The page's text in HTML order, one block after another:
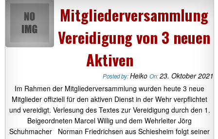
Mitgliederversammlung
Vereidigung von 3 neuen
Aktiven
Posted by:Heiko On:23. Oktober 2021
Im Rahmen der Mitgliederversammlung wurden heute 3 neue
Mitglieder offiziell für den aktiven Dienst in der Wehr verpflichtet
und vereidigt. Verlesung des Textes zur Vereidigung durch den 1.
Beigeordneten Marcel Willig und dem Wehrleiter Jörg
Schuhmacher Norman Friedrichsen aus Schiesheim folgt seiner